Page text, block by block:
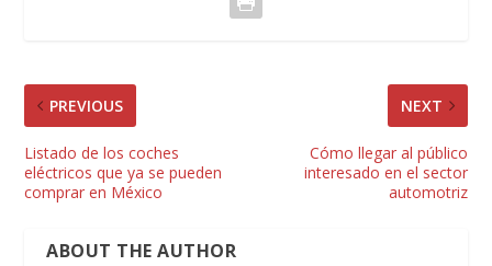
PREVIOUS
Listado de los coches
eléctricos que ya se pueden
comprar en México
NEXT
Cómo llegar al público
interesado en el sector
automotriz
ABOUT THE AUTHOR